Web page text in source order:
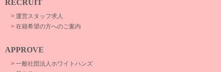
RECRUIT
> 運営スタッフ求人
> 在籍希望の方へのご案内
APPROVE
> 一般社団法人ホワイトハンズ